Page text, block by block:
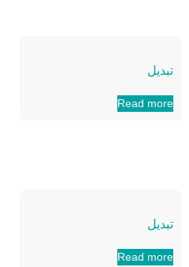
تبدیل
Read more
تبدیل
Read more